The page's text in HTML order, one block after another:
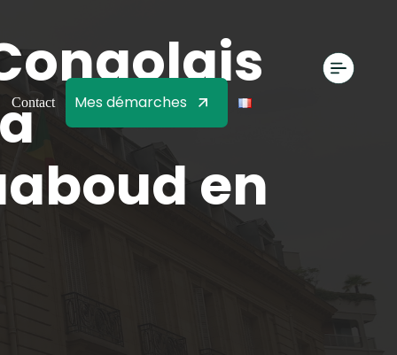
Contact Mes démarches
en